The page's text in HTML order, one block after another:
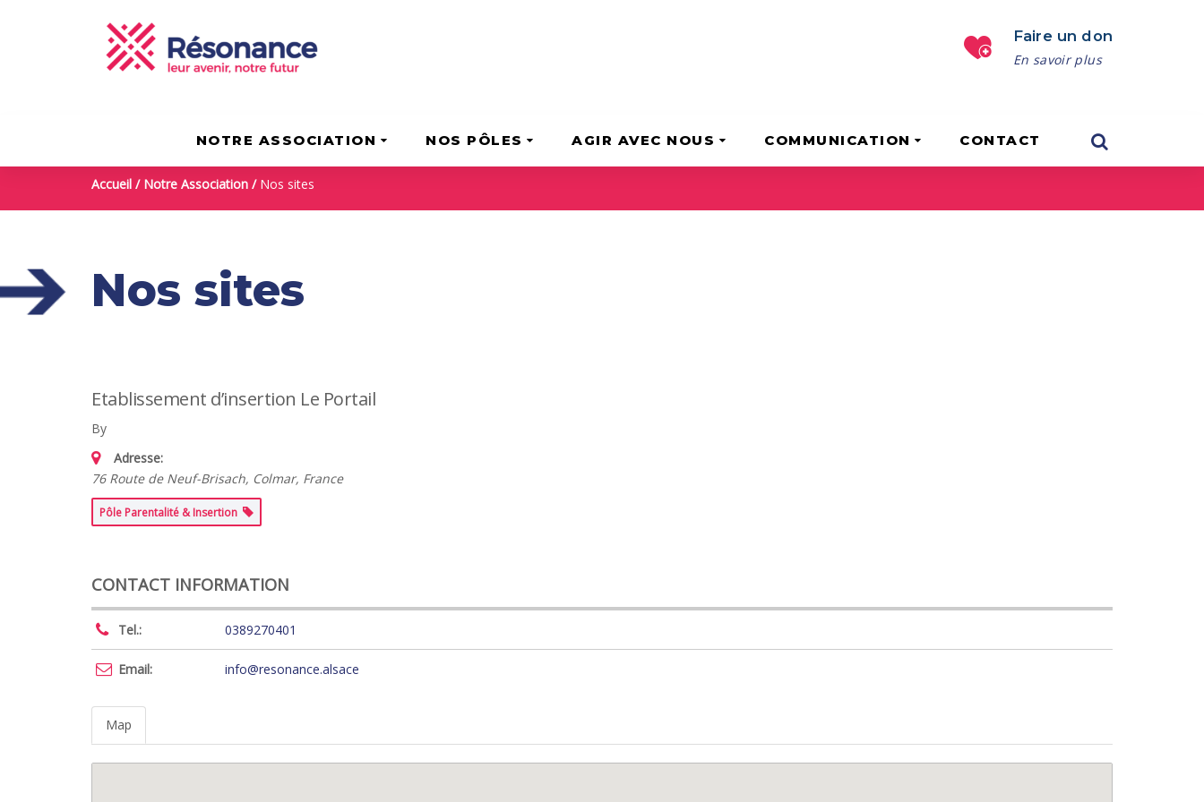
Faire un don
En savoir plus
NOTRE ASSOCIATION NOS PÔLES AGIR AVEC NOUS COMMUNICATION CONTACT
Accueil / Notre Association / Nos sites
Nos sites
Etablissement d’insertion Le Portail
By
Adresse:
76 Route de Neuf-Brisach, Colmar, France
Pôle Parentalité & Insertion
CONTACT INFORMATION
Tel.: 0389270401
Email: info@resonance.alsace
Map